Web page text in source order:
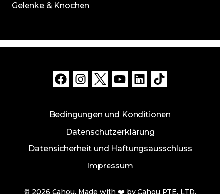
Gelenke & Knochen
Bedingungen und Konditionen
Datenschutzerklärung
Datensicherheit und Haftungsausschluss
Impressum
© 2026 Cahou. Made with ❤️ by Cahou PTE. LTD.